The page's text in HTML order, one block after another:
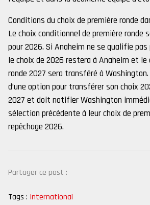
Conditions du choix de première ronde
Le choix conditionnel de première ronde
pour 2026. Si Anaheim ne se qualifie
le choix de 2026 restera à Anaheim et le
ronde 2027 sera transféré à
d’une option pour transférer son choix
2027 et doit notifier Washington
sélection précédente à leur choix de
repêchage 2026.
Partager ce post :
Tags : International